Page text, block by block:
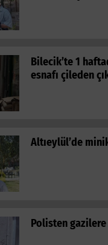
Bilecik’te 1
esnafı çileden
Altıeylül’de
Polisten